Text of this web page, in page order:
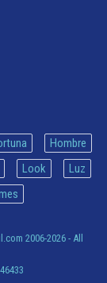
Hombre
Look
Luz
2006-2026 - All